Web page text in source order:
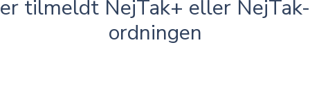
er tilmeldt NejTak+ eller NejTak-
ordningen